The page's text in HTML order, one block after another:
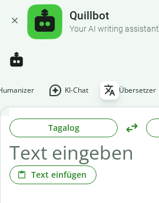
Quillbot
Your AI writing assistant
KI-Chat Übersetzer
Tagalog
Text einfügen